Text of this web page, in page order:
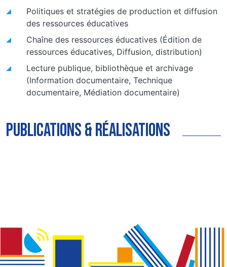
Politiques et stratégies de production et diffusion
des ressources éducatives
Chaîne des ressources éducatives (Édition de
ressources éducatives, Diffusion, distribution)
Lecture publique, bibliothèque et archivage
(Information documentaire, Technique
documentaire, Médiation documentaire)
publications & réalisations